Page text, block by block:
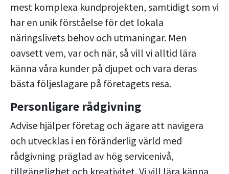
mest komplexa kundprojekten, samtidigt som vi
har en unik förståelse för det lokala
näringslivets behov och utmaningar. Men
oavsett vem, var och när, så vill vi alltid lära
känna våra kunder på djupet och vara deras
bästa följeslagare på företagets resa.
Personligare rådgivning
Advise hjälper företag och ägare att navigera
och utvecklas i en föränderlig värld med
rådgivning präglad av hög servicenivå,
tillgänglighet och kreativitet. Vi vill lära känna